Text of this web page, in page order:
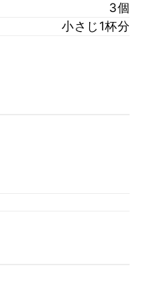
3個
小さじ1杯分